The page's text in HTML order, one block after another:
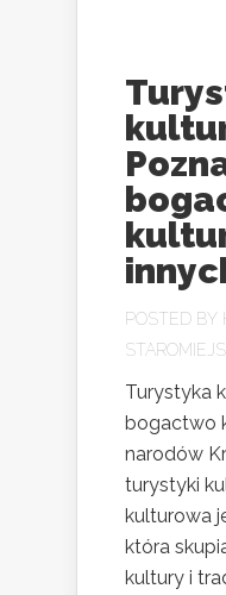
POSTED BY
Turystyka
bogactwo
narodów
turystyki
kulturowa
która
kultury i